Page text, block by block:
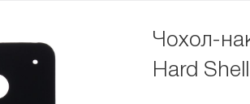
Чохол-
Hard